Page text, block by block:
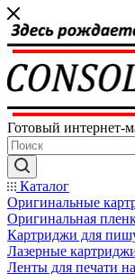
Готовый интернет-
Каталог
Оригинальные
Оригинальная
Картриджи для
Лазерные
Ленты для печати